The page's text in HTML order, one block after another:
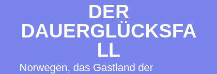
DER
DAUERGLÜCKSFA
LL
Norwegen, das Gastland der